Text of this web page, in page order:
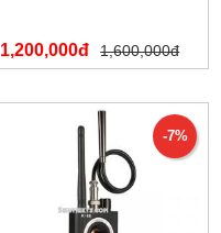
1,200,000đ 1,600,000đ
-7%